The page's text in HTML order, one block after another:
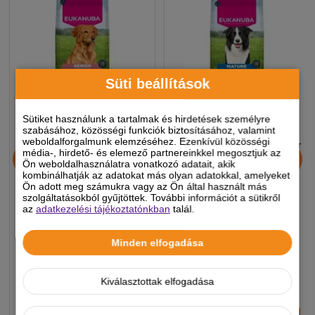
Süti beállítások
Sütiket használunk a tartalmak és hirdetések személyre
szabásához, közösségi funkciók biztosításához, valamint
weboldalforgalmunk elemzéséhez. Ezenkívül közösségi
média-, hirdető- és elemező partnereinkkel megosztjuk az
Ön weboldalhasználatra vonatkozó adatait, akik
kombinálhatják az adatokat más olyan adatokkal, amelyeket
Ön adott meg számukra vagy az Ön által használt más
szolgáltatásokból gyűjtöttek. További információt a sütikről
azadatkezelési tájékoztatónkban talál.
Minden elfogadása
Kiválasztottak elfogadása
Eukanuba Senior Large
Lamb & Rice kutyatáp
12kg
23 490 Ft
-5%
Eukanuba Mature & Senior
Medium kutyatáp 15kg
-5%